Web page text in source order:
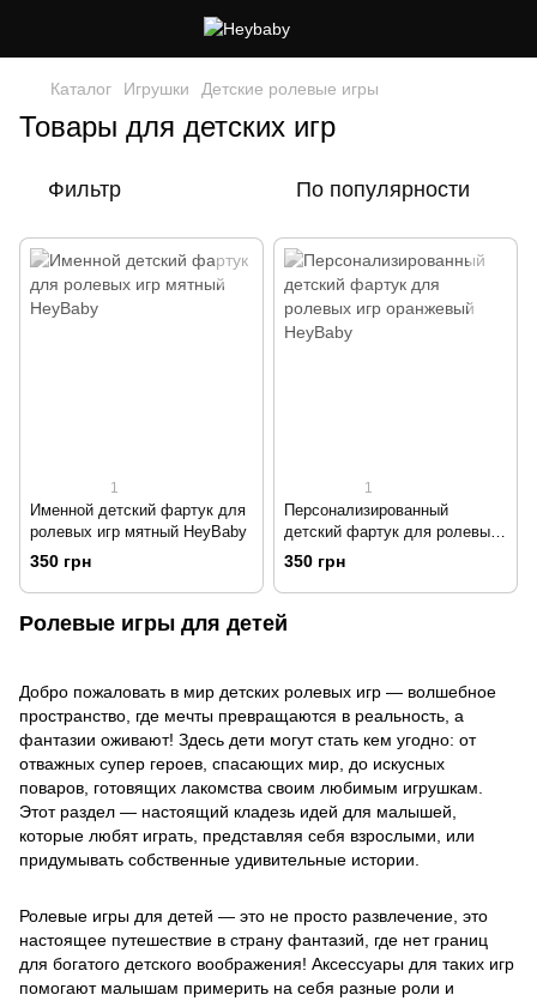
Каталог Игрушки Детские ролевые игры
Товары для детских игр
Фильтр По популярности
1
Именной детский фартук для
ролевых игр мятный HeyBaby
350 грн
1
Персонализированный
детский фартук для ролевых
игр оранжевый HeyBaby
350 грн
Ролевые игры для детей
Добро пожаловать в мир детских ролевых игр — волшебное
пространство, где мечты превращаются в реальность, а
фантазии оживают! Здесь дети могут стать кем угодно: от
отважных супер героев, спасающих мир, до искусных
поваров, готовящих лакомства своим любимым игрушкам.
Этот раздел — настоящий кладезь идей для малышей,
которые любят играть, представляя себя взрослыми, или
придумывать собственные удивительные истории.
Ролевые игры для детей — это не просто развлечение, это
настоящее путешествие в страну фантазий, где нет границ
для богатого детского воображения! Аксессуары для таких игр
помогают малышам примерить на себя разные роли и